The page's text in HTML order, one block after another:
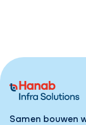
Samen bouwen